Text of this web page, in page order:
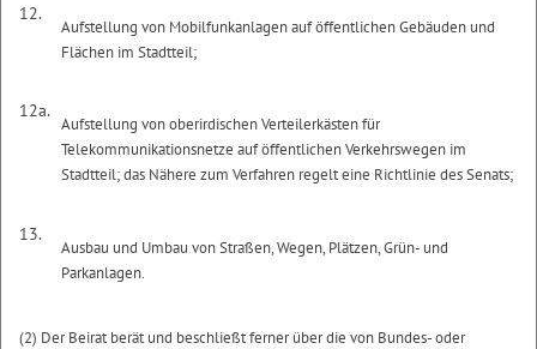
12.
Aufstellung von Mobilfunkanlagen auf öffentlichen Gebäuden und
Flächen im Stadtteil;
12a.
Aufstellung von oberirdischen Verteilerkästen für
Telekommunikationsnetze auf öffentlichen Verkehrswegen im
Stadtteil; das Nähere zum Verfahren regelt eine Richtlinie des Senats;
13.
Ausbau und Umbau von Straßen, Wegen, Plätzen, Grün- und
Parkanlagen.
(2) Der Beirat berät und beschließt ferner über die von Bundes- oder